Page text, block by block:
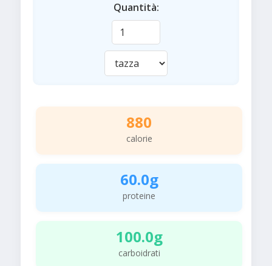
Quantità:
880
calorie
60.0g
proteine
100.0g
carboidrati